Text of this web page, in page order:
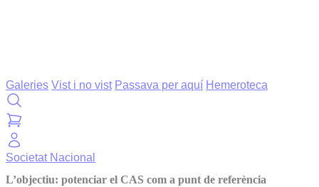
Galeries Vist i no vist Passava per aquí Hemeroteca
Societat Nacional
L’objectiu: potenciar el CAS com a punt de referència